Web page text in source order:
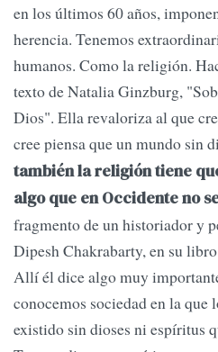
en los últimos 60 años,
herencia. Tenemos
humanos. Como la religión.
texto de Natalia Ginzburg,
Dios". Ella revaloriza al que
cree piensa que un mundo sin
también la religión tiene
algo que en Occidente no
fragmento de un historiador y
Dipesh Chakrabarty, en su
Allí él dice algo muy
conocemos sociedad en la que
existido sin dioses ni espíritus